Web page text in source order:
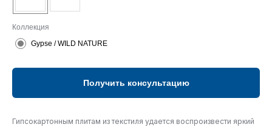
Коллекция
Gypse / WILD NATURE
Получить консультацию
Гипсокартонным плитам из текстиля удается воспроизвести яркий